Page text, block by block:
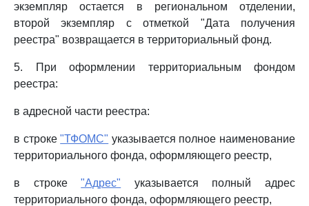
экземпляр остается в региональном отделении,
второй экземпляр с отметкой "Дата получения
реестра" возвращается в территориальный фонд.
5. При оформлении территориальным фондом
реестра:
в адресной части реестра:
в строке"ТФОМС" указывается полное наименование
территориального фонда, оформляющего реестр,
в строке"Адрес" указывается полный адрес
территориального фонда, оформляющего реестр,